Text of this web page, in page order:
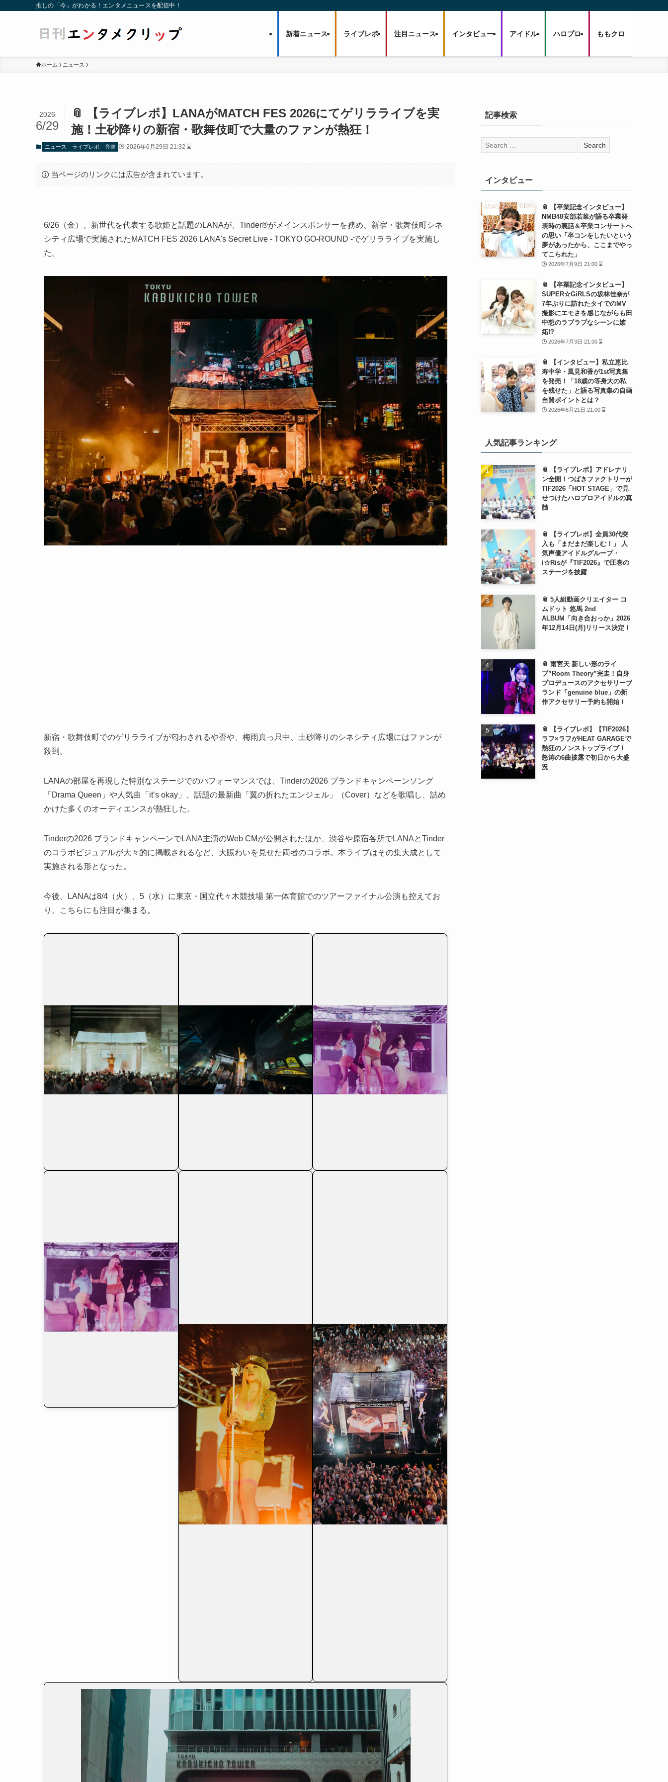
推しの「今」がわかる！エンタメニュースを配信中！
新着ニュース ライブレポ 注目ニュース インタビュー アイドル ハロプロ ももクロ
ホーム ニュース
📎 【ライブレポ】LANAがMATCH FES 2026にてゲリラライブを実
施！土砂降りの新宿・歌舞伎町で大量のファンが熱狂！
2026
6/29
ニュース ライブレポ 音楽 2026年6月29日 21:32 ⌛
当ページのリンクには広告が含まれています。
6/26（金）、新世代を代表する歌姫と話題のLANAが、Tinder®︎がメインスポンサーを務め、新宿・歌舞伎町シネ
シティ広場で実施されたMATCH FES 2026 LANA's Secret Live - TOKYO GO-ROUND -でゲリラライブを実施し
た。
新宿・歌舞伎町でのゲリラライブが匂わされるや否や、梅雨真っ只中、土砂降りのシネシティ広場にはファンが
殺到。
LANAの部屋を再現した特別なステージでのパフォーマンスでは、Tinderの2026 ブランドキャンペーンソング
「Drama Queen」や人気曲「it’s okay」、話題の最新曲「翼の折れたエンジェル」（Cover）などを歌唱し、詰め
かけた多くのオーディエンスが熱狂した。
Tinderの2026 ブランドキャンペーンでLANA主演のWeb CMが公開されたほか、渋谷や原宿各所でLANAとTinder
のコラボビジュアルが大々的に掲載されるなど、大賑わいを見せた両者のコラボ。本ライブはその集大成として
実施される形となった。
今後、LANAは8/4（火）、5（水）に東京・国立代々木競技場 第一体育館でのツアーファイナル公演も控えてお
り、こちらにも注目が集まる。
記事検索
検
索:
インタビュー
📎 【卒業記念インタビュー】
NMB48安部若菜が語る卒業発
表時の裏話＆卒業コンサートへ
の思い「卒コンをしたいという
夢があったから、ここまでやっ
てこられた」
2026年7月9日 21:00 ⌛
📎 【卒業記念インタビュー】
SUPER☆GiRLSの坂林佳奈が
7年ぶりに訪れたタイでのMV
撮影にエモさを感じながらも田
中想のラブラブなシーンに嫉
妬!?
2026年7月3日 21:00 ⌛
📎 【インタビュー】私立恵比
寿中学・風見和香が1st写真集
を発売！「18歳の等身大の私
を残せた」と語る写真集の自画
自賛ポイントとは？
2026年6月21日 21:00 ⌛
人気記事ランキング
📎 【ライブレポ】アドレナリ
ン全開！つばきファクトリーが
TIF2026「HOT STAGE」で見
せつけたハロプロアイドルの真
髄
📎 【ライブレポ】全員30代突
入も「まだまだ楽しむ！」 人
気声優アイドルグループ・
i☆Risが『TIF2026』で圧巻の
ステージを披露
📎 5人組動画クリエイター コ
ムドット 悠馬 2nd
ALBUM「向き合おっか」2026
年12月14日(月)リリース決定！
📎 雨宮天 新しい形のライ
ブ”Room Theory”完走！自身
プロデュースのアクセサリーブ
ランド「genuine blue」の新
作アクセサリー予約も開始！
📎 【ライブレポ】【TIF2026】
ラフ×ラフがHEAT GARAGEで
熱狂のノンストップライブ！
怒涛の6曲披露で初日から大盛
況